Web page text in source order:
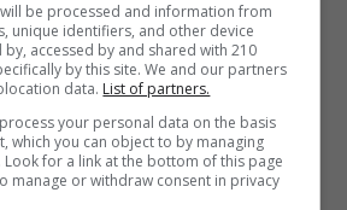
στη Βηθλεέμ από το
be processed and information from
unique identifiers, and other device
accessed by and shared with 210
by this site. We and our partners
data. List of partners.
your personal data on the basis
which you can object to by managing
for a link at the bottom of this page
manage or withdraw consent in privacy